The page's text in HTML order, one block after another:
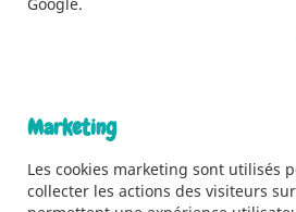
Marketing
Les cookies marketing sont utilisés
collecter les actions des visiteurs